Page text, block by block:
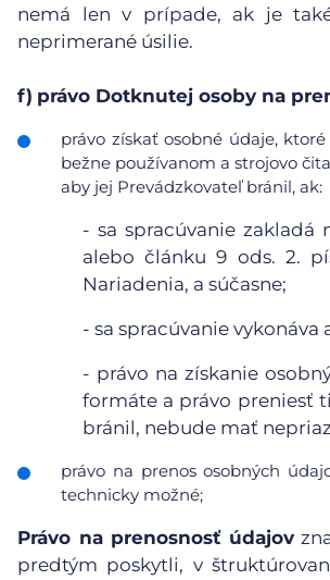
nemá len v prípade, ak je
neprimerané úsilie.
f) právo Dotknutej osoby na
právo získať osobné údaje,
bežne používanom a strojovo
aby jej Prevádzkovateľ bránil, ak:
-sa spracúvanie zakladá
alebo článku 9 ods. 2.
Nariadenia, a súčasne;
- sa spracúvanie
- právo na získanie
formáte a právo preniesť
bránil, nebude mať
právo na prenos osobných
technicky možné;
Právo na prenosnosť údajov
predtým poskytli, v